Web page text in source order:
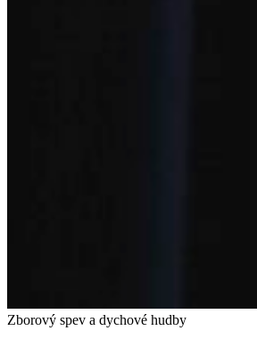
Zborový spev a dychové hudby